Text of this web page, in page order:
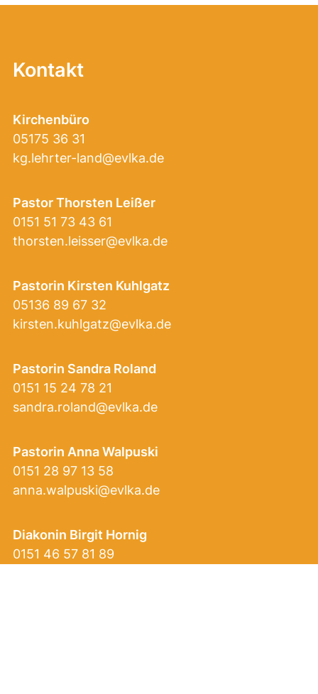
Kontakt
Kirchenbüro
05175 36 31
kg.lehrter-land@evlka.de
Pastor Thorsten Leißer
0151 51 73 43 61
thorsten.leisser@evlka.de
Pastorin Kirsten Kuhlgatz
05136 89 67 32
kirsten.kuhlgatz@evlka.de
Pastorin Sandra Roland
0151 15 24 78 21
sandra.roland@evlka.de
Pastorin Anna Walpuski
0151 28 97 13 58
anna.walpuski@evlka.de
Diakonin Birgit Hornig
0151 46 57 81 89